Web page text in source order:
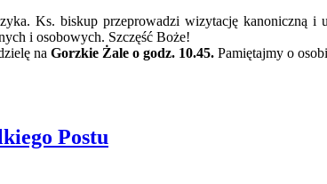
Ks. biskup przeprowadzi wizytację kanoniczną
i osobowych. Szczęść Boże!
na Gorzkie Żale o godz. 10.45. Pamiętajmy o
Postu